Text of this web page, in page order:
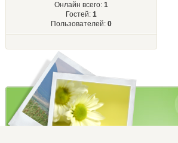
Онлайн всего: 1
Гостей: 1
Пользователей: 0